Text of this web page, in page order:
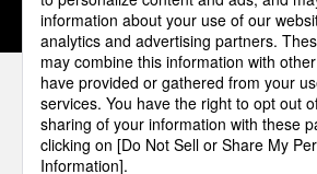
パナソニックの電気設備 SNS